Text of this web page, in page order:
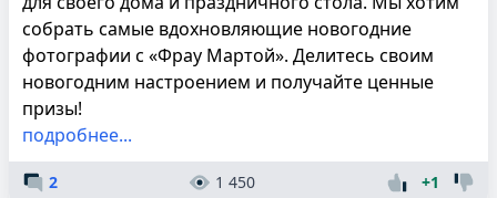
собрать самые вдохновляющие новогодние
фотографии с «Фрау Мартой». Делитесь своим
новогодним настроением и получайте ценные
призы!
подробнее...
2 1 450 +1